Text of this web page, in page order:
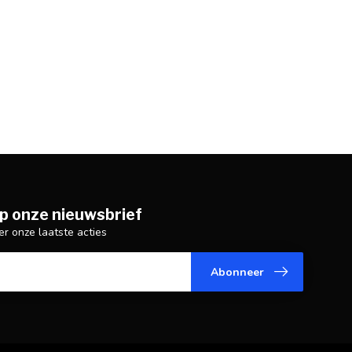
onze nieuwsbrief
onze laatste acties
Abonneer